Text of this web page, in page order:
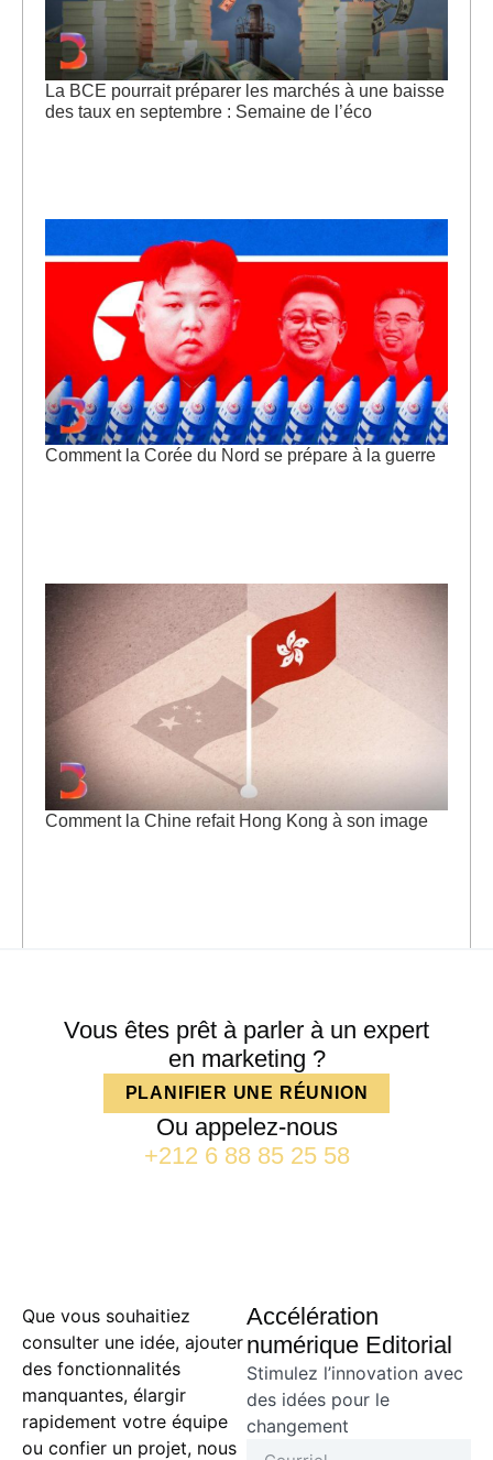
La BCE pourrait préparer les marchés à une baisse
des taux en septembre : Semaine de l’éco
Comment la Corée du Nord se prépare à la guerre
Comment la Chine refait Hong Kong à son image
Vous êtes prêt à parler à un expert
en marketing ?
PLANIFIER UNE RÉUNION
Ou appelez-nous
+212 6 88 85 25 58
Que vous souhaitiez
consulter une idée, ajouter
des fonctionnalités
manquantes, élargir
rapidement votre équipe
ou confier un projet, nous
Accélération
numérique Editorial
Stimulez l’innovation avec
des idées pour le
changement